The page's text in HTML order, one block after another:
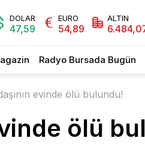
DOLAR
47,59
EURO
54,89
ALTIN
Radyo Bursada Bugün
evinde ölü bulundu!
ölü